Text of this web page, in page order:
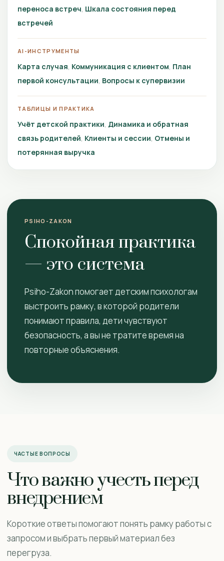
переноса встреч Шкала состояния перед
встречей
AI-ИНСТРУМЕНТЫ
Карта случая Коммуникация с клиентом План
первой консультации Вопросы к супервизии
ТАБЛИЦЫ И ПРАКТИКА
Учёт детской практики Динамика и обратная
связь родителей Клиенты и сессии Отмены и
потерянная выручка
PSIHO-ZAKON
Спокойная практика
— это система
Psiho-Zakon помогает детским психологам
выстроить рамку, в которой родители
понимают правила, дети чувствуют
безопасность, а вы не тратите время на
повторные объяснения.
ЧАСТЫЕ ВОПРОСЫ
Что важно учесть перед
внедрением
Короткие ответы помогают понять рамку работы с
запросом и выбрать первый материал без
перегруза.